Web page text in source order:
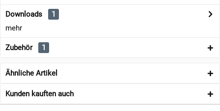
Downloads
1
mehr
Zubehör 1
Ähnliche Artikel
Kunden kauften auch